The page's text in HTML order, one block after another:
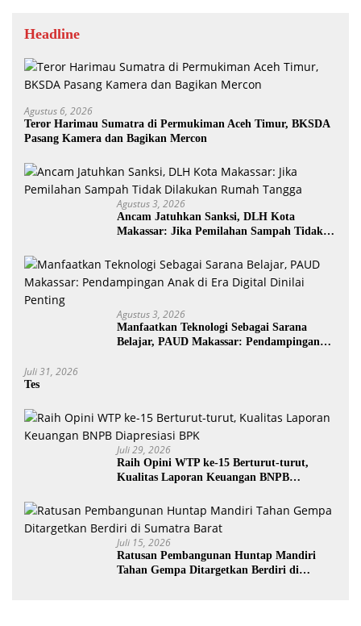
Headline
Agustus 6, 2026
Teror Harimau Sumatra di Permukiman Aceh Timur, BKSDA
Pasang Kamera dan Bagikan Mercon
Agustus 3, 2026
Ancam Jatuhkan Sanksi, DLH Kota
Makassar: Jika Pemilahan Sampah Tidak
Agustus 3, 2026
Manfaatkan Teknologi Sebagai Sarana
Belajar, PAUD Makassar: Pendampingan
Juli 31, 2026
Tes
Juli 29, 2026
Raih Opini WTP ke-15 Berturut-turut,
Kualitas Laporan Keuangan BNPB
Juli 15, 2026
Ratusan Pembangunan Huntap Mandiri
Tahan Gempa Ditargetkan Berdiri di